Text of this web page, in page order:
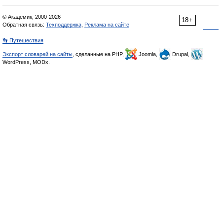
18+
© Академик, 2000-2026
Обратная связь: Техподдержка Реклама на сайте
👣 Путешествия
Экспорт словарей на сайты , сделанные на PHP, Joomla,
Drupal,
WordPress, MODx.